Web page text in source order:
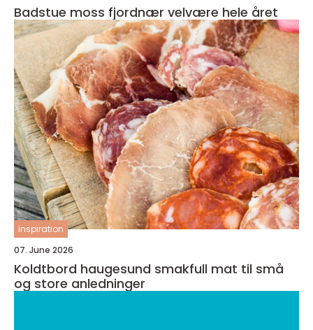
Badstue moss fjordnær velvære hele året
inspiration
07. June 2026
Koldtbord haugesund smakfull mat til små
og store anledninger